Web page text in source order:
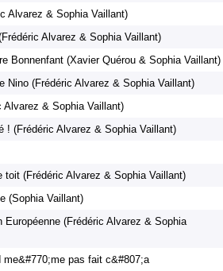
Alvarez & Sophia Vaillant)
Alvarez & Sophia Vaillant)
Bonnenfant (Xavier Quérou & Sophia Vaillant)
Nino (Frédéric Alvarez & Sophia Vaillant)
Alvarez & Sophia Vaillant)
! (Frédéric Alvarez & Sophia Vaillant)
toit (Frédéric Alvarez & Sophia Vaillant)
(Sophia Vaillant)
Européenne (Frédéric Alvarez & Sophia
me&#770;me pas fait c&#807;a